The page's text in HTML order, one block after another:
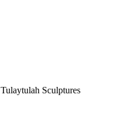
Tulaytulah Sculptures